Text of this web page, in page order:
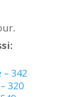
342
320